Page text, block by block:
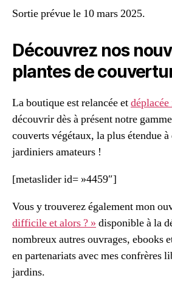
Sortie prévue le 10 mars 2025.
Découvrez nos
plantes de
La boutique est relancée et
découvrir dès à présent notre
couverts végétaux, la plus étendue
jardiniers amateurs !
[metaslider id= »4459″]
Vous y trouverez également mon
difficile et alors ? » disponible à la
nombreux autres ouvrages, ebooks
en partenariats avec mes confrères
jardins.